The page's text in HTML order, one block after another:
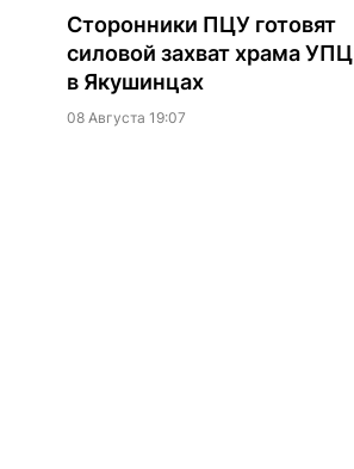
Сторонники ПЦУ готовят
силовой захват храма УПЦ
в Якушинцах
08 Августа 19:07